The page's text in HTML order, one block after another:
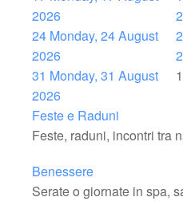
2026
24 Monday, 24 August
2026
31 Monday, 31 August
2026
1
Feste e Raduni
Feste, raduni, incontri tra
Benessere
Serate o giornate in spa,